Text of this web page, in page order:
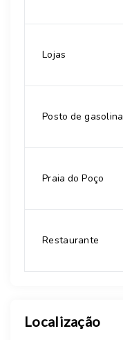
Lojas
Posto de gasolina
Praia do Poço
Restaurante
Localização